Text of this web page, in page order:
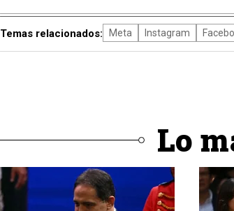
Temas relacionados: Meta Instagram
Lo